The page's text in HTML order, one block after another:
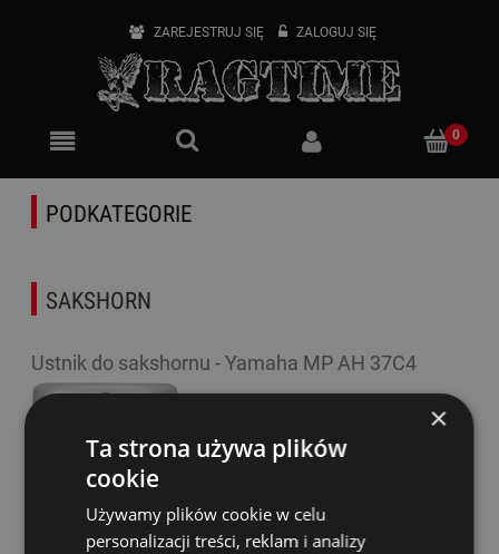
ZAREJESTRUJ SIĘ ZALOGUJ SIĘ
PODKATEGORIE
SAKSHORN
Ustnik do sakshornu - Yamaha MP AH 37C4
tymczasowo
niedostępny
POWIADOM O DOSTĘPNOŚCI
×
Ta strona używa plików
cookie
Używamy plików cookie w celu
personalizacji treści, reklam i analizy